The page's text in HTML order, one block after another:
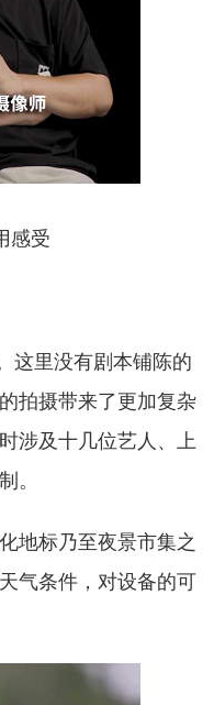
感受
这里没有剧本铺陈的
拍摄带来了更加复杂
涉及十几位艺人、上
。
地标乃至夜景市集之
气条件，对设备的可